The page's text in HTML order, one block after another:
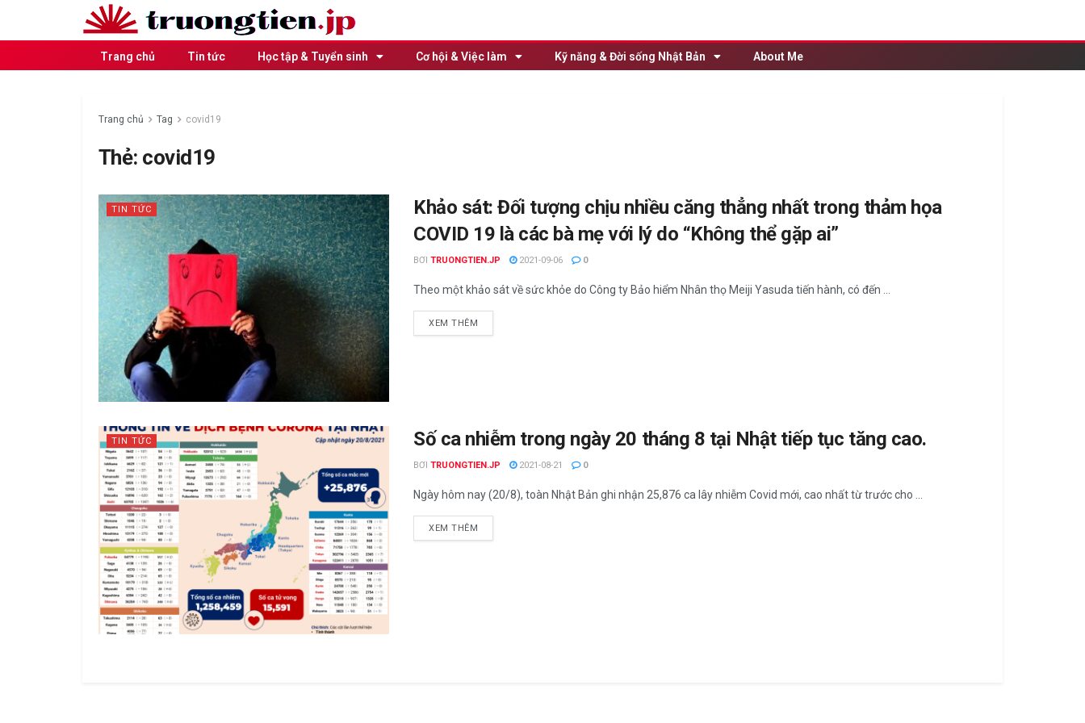
Trang chủ Tin tức Học tập & Tuyển sinh Cơ hội & Việc làm Kỹ năng & Đời sống Nhật Bản About Me
Trang chủ Tag covid19
Thẻ: covid19
TIN TỨC
Khảo sát: Đối tượng chịu nhiều căng thẳng nhất trong thảm họa
COVID 19 là các bà mẹ với lý do “Không thể gặp ai”
BƠI TRUONGTIEN.JP 2021-09-06 0
Theo một khảo sát về sức khỏe do Công ty Bảo hiểm Nhân thọ Meiji Yasuda tiến hành, có đến ...
XEM THÊM
TIN TỨC Số ca nhiễm trong ngày 20 tháng 8 tại Nhật tiếp tục tăng cao.
BƠI TRUONGTIEN.JP 2021-08-21 0
Ngày hôm nay (20/8), toàn Nhật Bản ghi nhận 25,876 ca lây nhiễm Covid mới, cao nhất từ trước cho ...
XEM THÊM